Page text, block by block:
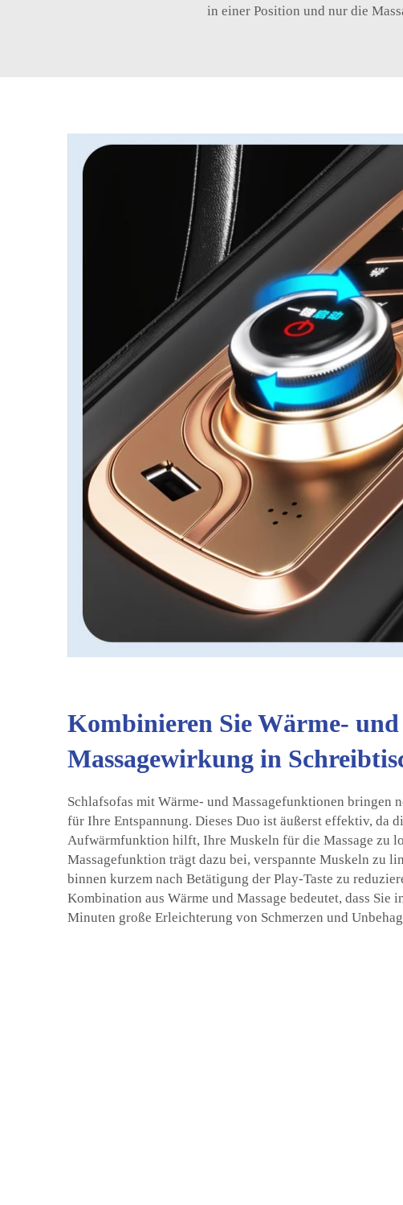
in einer Position und nur die
Kombinieren Sie Wärme- und
Massagewirkung in
Schlafsofas mit Wärme- und Massagefunktionen bringen
für Ihre Entspannung. Dieses Duo ist äußerst effektiv, da
Aufwärmfunktion hilft, Ihre Muskeln für die Massage zu
Massagefunktion trägt dazu bei, verspannte Muskeln zu
binnen kurzem nach Betätigung der Play-Taste zu
Kombination aus Wärme und Massage bedeutet, dass Sie
Minuten große Erleichterung von Schmerzen und